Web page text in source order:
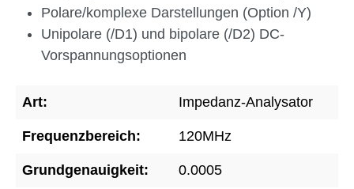
Polare/komplexe Darstellungen (Option /Y)
Unipolare (/D1) und bipolare (/D2) DC-
Vorspannungsoptionen
Art: Impedanz-Analysator
Frequenzbereich: 120MHz
Grundgenauigkeit: 0.0005